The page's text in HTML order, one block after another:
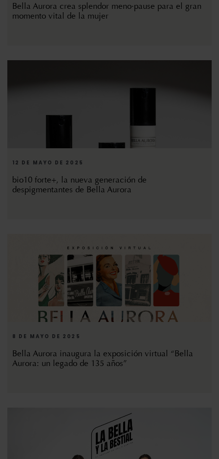
Bella Aurora crea splendor meno·pause para el gran
momento vital de la mujer
12 DE MAYO DE 2025
bio10 forte+, la nueva generación de
despigmentantes de Bella Aurora
8 DE MAYO DE 2025
Bella Aurora inaugura la exposición virtual “Bella
Aurora: un legado de 135 años”